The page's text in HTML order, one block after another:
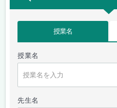
授業名
授業名
先生名